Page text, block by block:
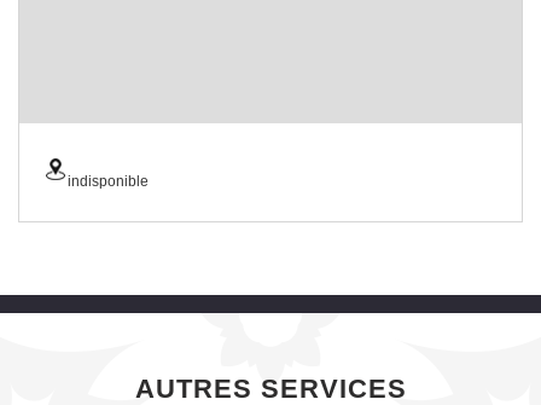
indisponible
AUTRES SERVICES